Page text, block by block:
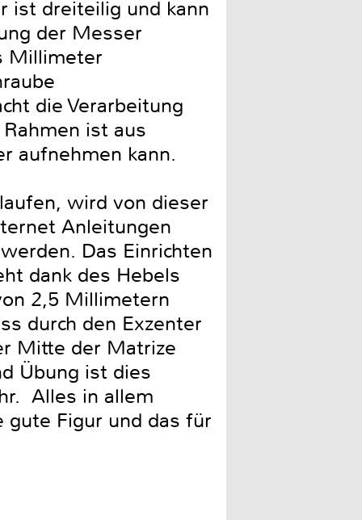
ist dreiteilig und kann
der Messer
Millimeter
die Verarbeitung
ist aus
aufnehmen kann.
wird von dieser
Anleitungen
Das Einrichten
dank des Hebels
2,5 Millimetern
durch den Exzenter
Mitte der Matrize
Übung ist dies
Alles in allem
Figur und das für